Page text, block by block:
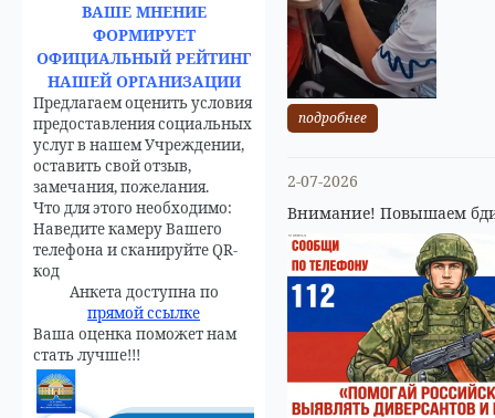
ВАШЕ МНЕНИЕ
ФОРМИРУЕТ
ОФИЦИАЛЬНЫЙ РЕЙТИНГ
НАШЕЙ ОРГАНИЗАЦИИ
Предлагаем оценить условия
предоставления социальных
услуг в нашем Учреждении,
оставить свой отзыв,
замечания, пожелания.
Что для этого необходимо:
Наведите камеру Вашего
телефона и сканируйте QR-
код
Анкета доступна по
прямой ссылке
Ваша оценка поможет нам
стать лучше!!!
подробнее
2-07-2026
Внимание! Повышаем